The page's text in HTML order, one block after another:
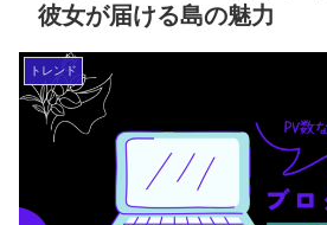
彼女が届ける島の魅力
トレンド